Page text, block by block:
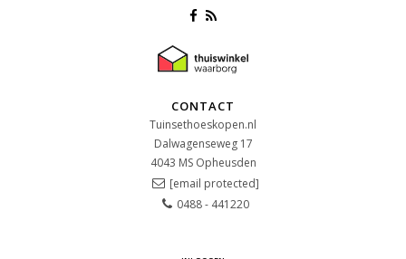
CONTACT
Tuinsethoeskopen.nl
Dalwagenseweg 17
4043 MS Opheusden
[email protected]
0488 - 441220